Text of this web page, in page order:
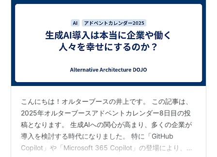
こんにちは！オルターブースの井上です。 この記事は、
2025年オルターブースアドベントカレンダー8日目の投
稿となります。 生成AIへの関心が高まり、多くの企業が
導入を検討する時代になりました。 特に「GitHub
Copilot」や「Microsoft 365 Copilot」の登場により、